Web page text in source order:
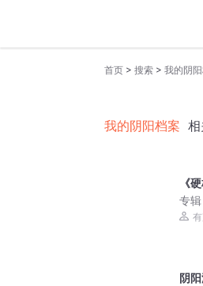
首页 > 搜索 > 我的阴
我的阴阳档案 相
《
专辑
理|
阴